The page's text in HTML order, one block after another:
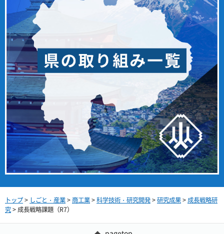
トップ> しごと・産業> 商工業>科学技術・研究開発>研究成果>成長戦略研
究> 成長戦略課題（R7）